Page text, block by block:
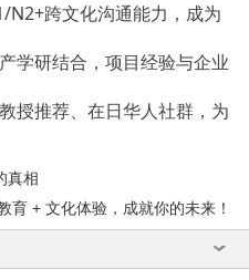
N2+跨文化沟通能力，成为
学研结合，项目经验与企业
授推荐、在日华人社群，为
真相
育 + 文化体验，成就你的未来！